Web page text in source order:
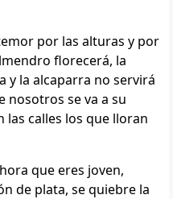
por las alturas y por
florecerá, la
y la alcaparra no servirá
nosotros se va a su
calles los que lloran
que eres joven,
de plata, se quiebre la